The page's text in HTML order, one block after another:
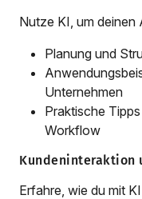
Nutze KI, um deinen
Planung und
Unternehmen
Praktische
Workflow
Kundeninteraktion
Erfahre, wie du mit